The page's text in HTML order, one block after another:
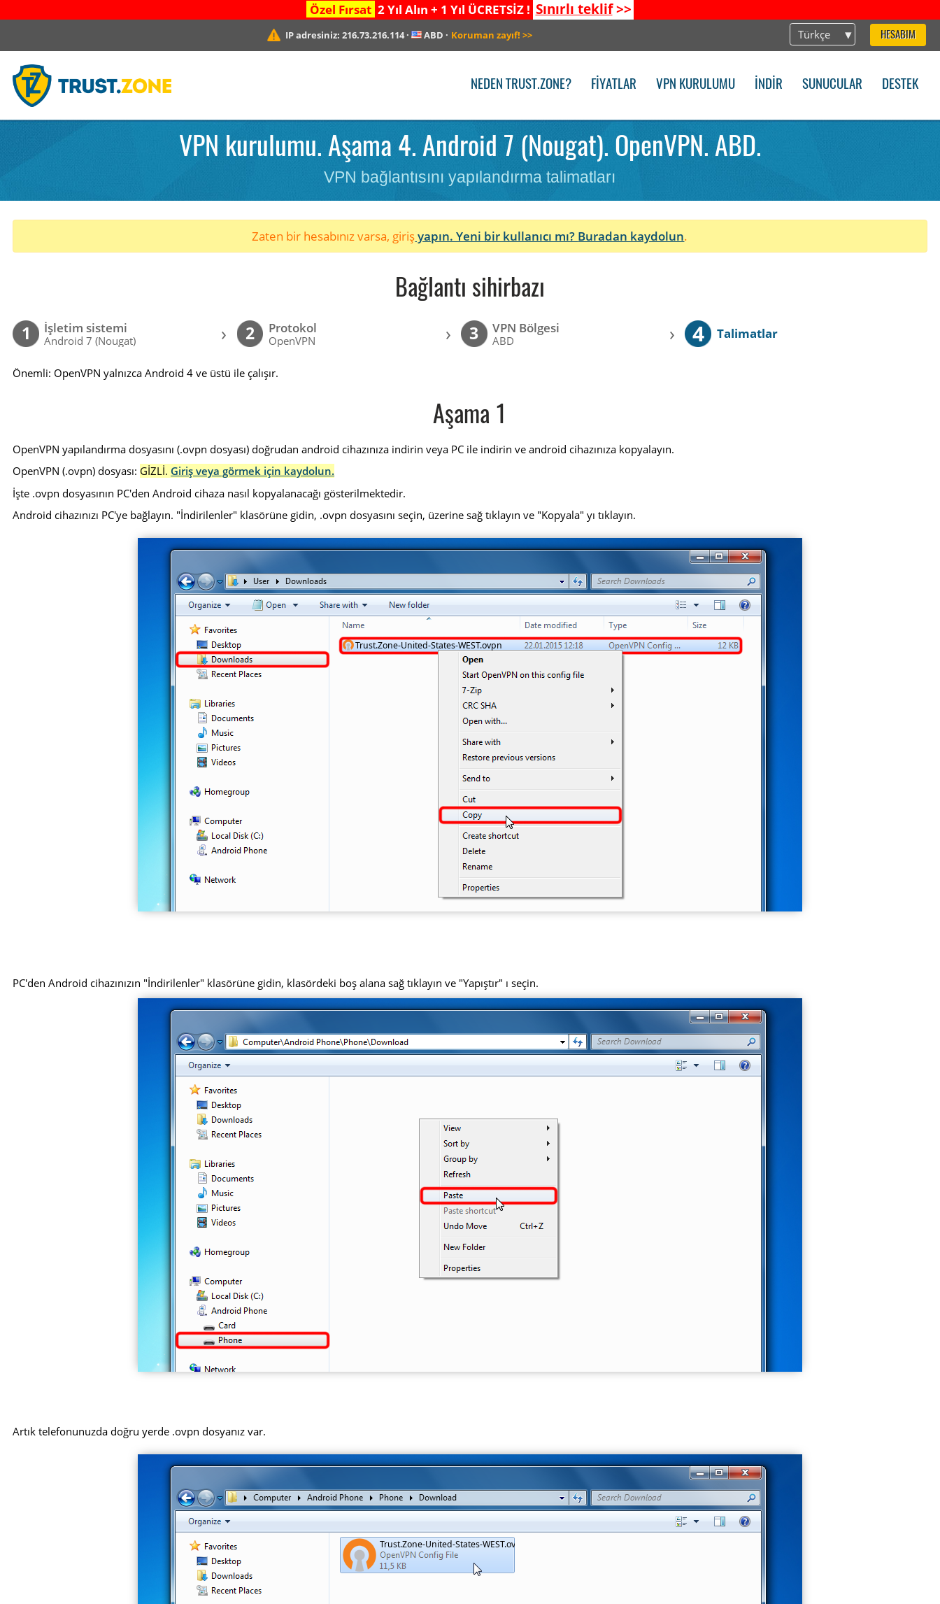
Özel Fırsat 2 Yıl Alın + 1 Yıl ÜCRETSİZ ! Sınırlı teklif>>
Türkçe HESABIM
IP adresiniz:216.73.216.114· ABD · Koruman zayıf! >>
NEDEN TRUST.ZONE? FIYATLAR VPN KURULUMU İNDIR SUNUCULAR DESTEK
VPN kurulumu. Aşama 4. Android 7 (Nougat). OpenVPN. ABD.
VPN bağlantısını yapılandırma talimatları
Zaten bir hesabınız varsa, girişyapın. Yeni bir kullanıcı mı? Buradan kaydolun.
Bağlantı sihirbazı
1 İşletim sistemi
Android 7 (Nougat) › 2 Protokol
OpenVPN › 3 VPN Bölgesi
ABD › 4 Talimatlar
Önemli: OpenVPN yalnızca Android 4 ve üstü ile çalışır.
Aşama 1
OpenVPN yapılandırma dosyasını (.ovpn dosyası) doğrudan android cihazınıza indirin veya PC ile indirin ve android cihazınıza kopyalayın.
OpenVPN (.ovpn) dosyası: GİZLİ. Giriş veya görmek için kaydolun.
İşte .ovpn dosyasının PC'den Android cihaza nasıl kopyalanacağı gösterilmektedir.
Android cihazınızı PC'ye bağlayın. "İndirilenler" klasörüne gidin, .ovpn dosyasını seçin, üzerine sağ tıklayın ve "Kopyala" yı tıklayın.
Trust.Zone-United-States-WEST.ovpn
PC'den Android cihazınızın "İndirilenler" klasörüne gidin, klasördeki boş alana sağ tıklayın ve "Yapıştır" ı seçin.
Artık telefonunuzda doğru yerde .ovpn dosyanız var.
Trust.Zone-United-States-WEST.ovpn